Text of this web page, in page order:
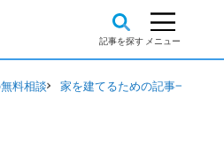
料相談 家を建てるための記事一覧